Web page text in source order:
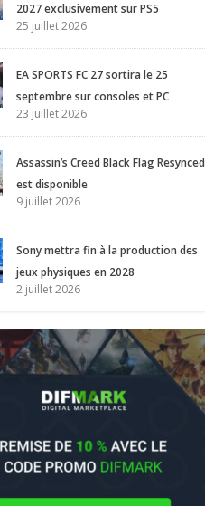
2027 exclusivement sur PS5
25 juillet 2026
EA SPORTS FC 27 sortira le 25
septembre sur consoles et PC
23 juillet 2026
Assassin’s Creed Black Flag Resynced
est disponible
9 juillet 2026
Sony mettra fin à la production des
jeux physiques en 2028
2 juillet 2026